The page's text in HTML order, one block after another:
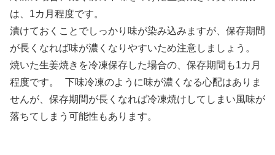
は、1カ月程度です。
漬けておくことでしっかり味が染み込みますが、保存期間
が長くなれば味が濃くなりやすいため注意しましょう。
焼いた生姜焼きを冷凍保存した場合の、保存期間も1カ月
程度です。 下味冷凍のように味が濃くなる心配はありま
せんが、保存期間が長くなれば冷凍焼けしてしまい風味が
落ちてしまう可能性もあります。